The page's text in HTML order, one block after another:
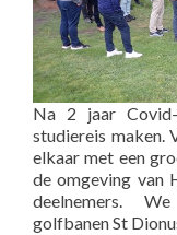
Na 2 jaar
studiereis maken.
elkaar met een
de omgeving van
deelnemers.
golfbanen St